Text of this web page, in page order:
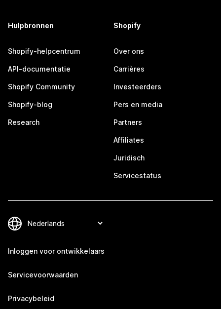
Hulpbronnen
Shopify-helpcentrum
API-documentatie
Shopify Community
Shopify-blog
Research
Shopify
Over ons
Carrières
Investeerders
Pers en media
Partners
Affiliates
Juridisch
Servicestatus
Inloggen voor ontwikkelaars
Servicevoorwaarden
Privacybeleid